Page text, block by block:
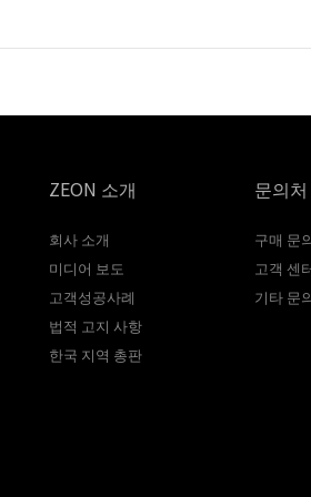
ZEON 소개
회사 소개
미디어 보도
고객성공사례
법적 고지 사항
한국 지역 총판
문의처
구매 문
고객 센
기타 문